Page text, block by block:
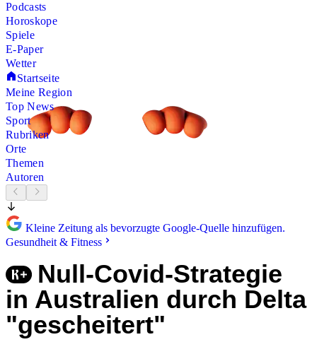
Podcasts
Horoskope
Spiele
E-Paper
Wetter
Startseite
Meine Region
Top News
Sport
Rubriken
Orte
Themen
Autoren
Kleine Zeitung als bevorzugte Google-Quelle hinzufügen.
Gesundheit & Fitness
Null-Covid-Strategie
in Australien durch Delta
"gescheitert"